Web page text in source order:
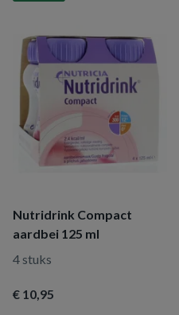
Nutridrink Compact
aardbei 125 ml
4 stuks
€ 10,95